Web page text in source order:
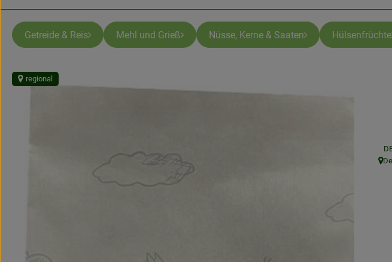
Getreide & Reis Mehl und Grieß Nüsse, Kerne & Saaten Hülsenfrüchte
regional
,
,